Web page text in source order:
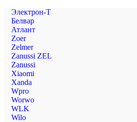
Электрон-Т
Белвар
Атлант
Zoer
Zelmer
Zanussi ZEL
Zanussi
Xiaomi
Xanda
Wpro
Worwo
WLK
Wilo